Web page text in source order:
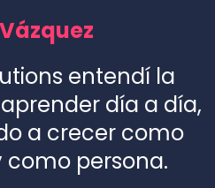
entendí la
día a día,
a crecer como
como persona.